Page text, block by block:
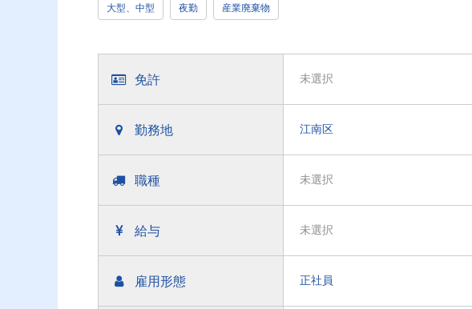
大型、中型 夜勤 産業廃棄物
免許 未選択
勤務地 江南区
職種 未選択
給与 未選択
雇用形態 正社員